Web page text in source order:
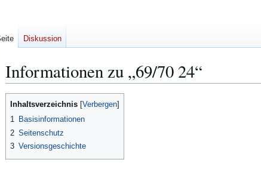
Informationen zu „69/70 24“
Zur
Zur
Inhaltsverzeichnis
1 Basisinformationen
2 Seitenschutz
3 Versionsgeschichte
Diskussion